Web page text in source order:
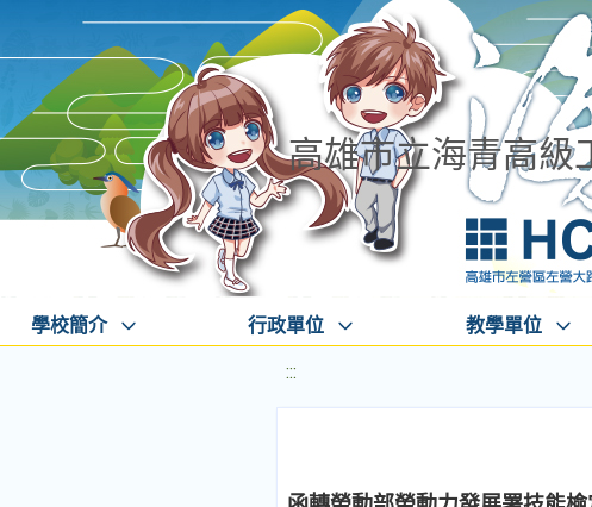
高雄市立海青高級
學校簡介 行政單位 教學單位
:::